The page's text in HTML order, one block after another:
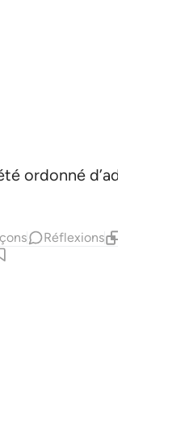
été ordonné d’adorer
Réflexions